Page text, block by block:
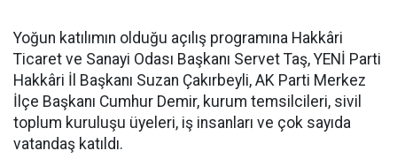
Yoğun katılımın olduğu açılış programına Hakkâri
Ticaret ve Sanayi Odası Başkanı Servet Taş, YENİ Parti
Hakkâri İl Başkanı Suzan Çakırbeyli, AK Parti Merkez
İlçe Başkanı Cumhur Demir, kurum temsilcileri, sivil
toplum kuruluşu üyeleri, iş insanları ve çok sayıda
vatandaş katıldı.